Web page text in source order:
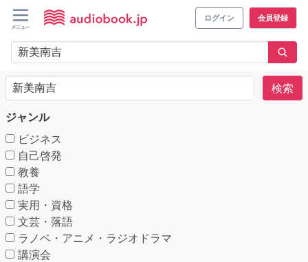
ログイン 会員登録
検索
ジャンル
ビジネス
自己啓発
教養
語学
実用・資格
文芸・落語
ラノベ・アニメ・ラジオドラマ
講演会